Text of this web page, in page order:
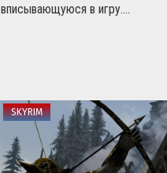
вписывающуюся в игру....
SKYRIM